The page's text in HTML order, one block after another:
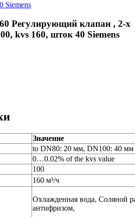
Регулирующий клапан , 2-х
kvs 160, шток 40 Siemens
Значение
to DN80: 20 мм, DN100: 40 мм
0…0.02% of the kvs value
100
160 м³/ч
Охлажденная вода, Cоляной
антифризом,